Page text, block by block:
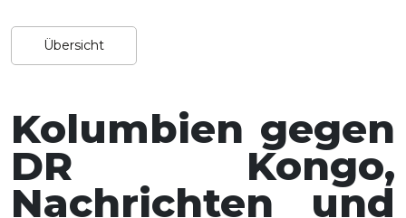
Übersicht
Kolumbien gegen
DR Kongo,
Nachrichten und